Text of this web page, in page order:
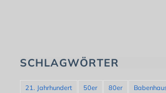
SCHLAGWÖRTER
21. Jahrhundert 50er 80er